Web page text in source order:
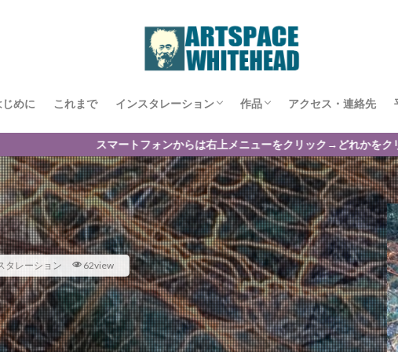
じめに これまで インスタレーション
999㎥展
MATRIX1999
Shelter
One day in tabito
浮遊地帯
夢の始まり
One time or wind
One day 2020〜俯瞰される生〜
あーす/EARTH
秋の詩
生成の庭
虚構の隧道 〜裏庭で遊ぶ〜
雲の居場所
作品
海辺のレリーフ
アクセス・連絡先
フォンからは右上メニューをクリック→どれかをクリック→
タレーション 62view